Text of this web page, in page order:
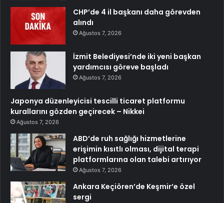
CHP’de 4 il başkanı daha görevden
alındı
Ağustos 7, 2026
İzmit Belediyesi’nde iki yeni başkan
yardımcısı göreve başladı
Ağustos 7, 2026
Japonya düzenleyicisi tescilli ticaret platformu
kurallarını gözden geçirecek – Nikkei
Ağustos 7, 2026
ABD’de ruh sağlığı hizmetlerine
erişimin kısıtlı olması, dijital terapi
platformlarına olan talebi artırıyor
Ağustos 7, 2026
Ankara Keçiören’de Keşmir’e özel
sergi